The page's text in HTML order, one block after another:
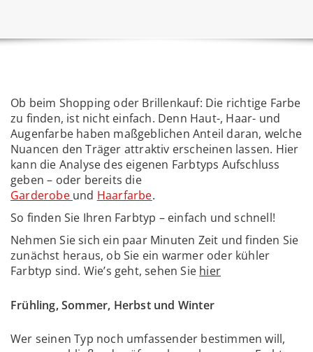
Ob beim Shopping oder Brillenkauf: Die richtige Farbe
zu finden, ist nicht einfach. Denn Haut-, Haar- und
Augenfarbe haben maßgeblichen Anteil daran, welche
Nuancen den Träger attraktiv erscheinen lassen. Hier
kann die Analyse des eigenen Farbtyps Aufschluss
geben – oder bereits die
Garderobe und Haarfarbe.
So finden Sie Ihren Farbtyp – einfach und schnell!
Nehmen Sie sich ein paar Minuten Zeit und finden Sie
zunächst heraus, ob Sie ein warmer oder kühler
Farbtyp sind. Wie’s geht, sehen Sie hier
Frühling, Sommer, Herbst und Winter
Wer seinen Typ noch umfassender bestimmen will,